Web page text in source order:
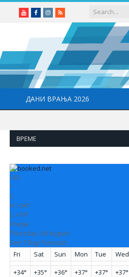
YoutubeFacebookInstagram
RSS
ДАНИ ВРАЊА 2026
ВРЕМЕ
+33
°
C
H: +34°
L: +19°
Vranje
Thursday, 06 August
See 7-Day Forecast
Fri
Sat Sun Mon Tue Wed
+34° +35° +36° +37° +37° +37°